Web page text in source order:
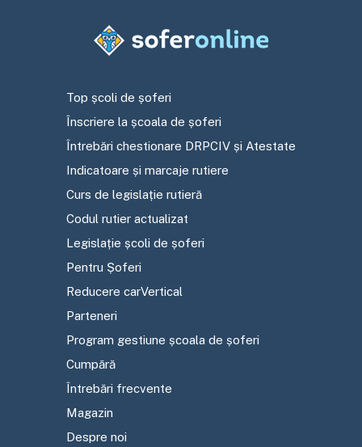
Top școli de șoferi
Înscriere la școala de șoferi
Întrebări chestionare DRPCIV și Atestate
Indicatoare și marcaje rutiere
Curs de legislație rutieră
Codul rutier actualizat
Legislație școli de șoferi
Pentru Șoferi
Reducere carVertical
Parteneri
Program gestiune școala de șoferi
Cumpără
Întrebări frecvente
Magazin
Despre noi